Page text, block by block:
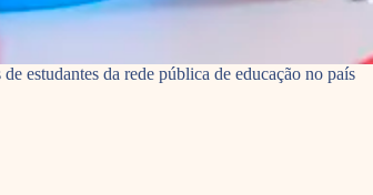
estudantes da rede pública de educação no país